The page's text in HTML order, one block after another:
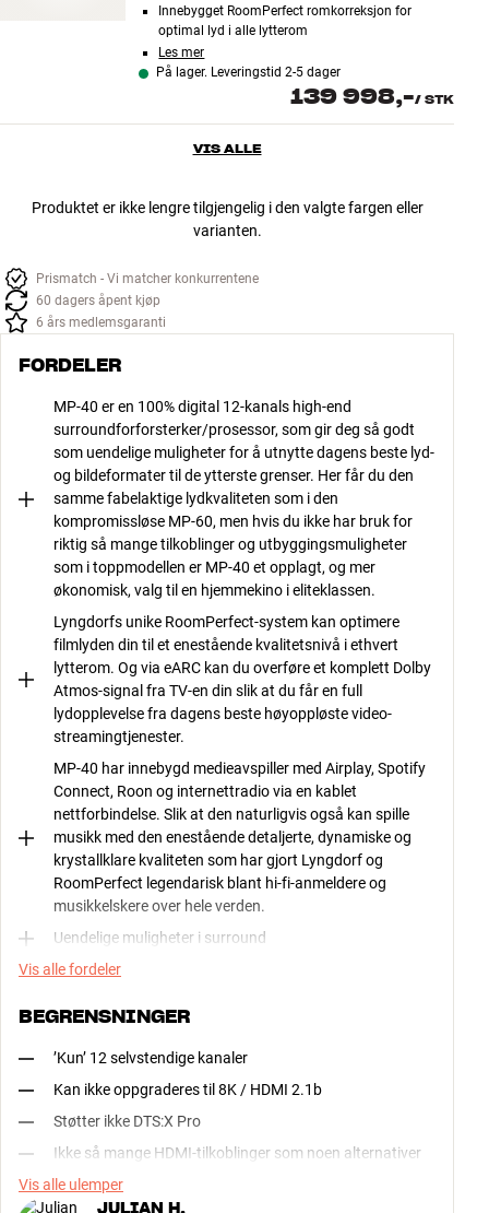
Innebygget RoomPerfect romkorreksjon for
optimal lyd i alle lytterom
Les mer
På lager. Leveringstid 2-5 dager
139 998,-/ STK
VIS ALLE
Produktet er ikke lengre tilgjengelig i den valgte fargen eller
varianten.
Prismatch - Vi matcher konkurrentene
60 dagers åpent kjøp
6 års medlemsgaranti
FORDELER
MP-40 er en 100% digital 12-kanals high-end
surroundforforsterker/prosessor, som gir deg så godt
som uendelige muligheter for å utnytte dagens beste lyd-
og bildeformater til de ytterste grenser. Her får du den
samme fabelaktige lydkvaliteten som i den
kompromissløse MP-60, men hvis du ikke har bruk for
riktig så mange tilkoblinger og utbyggingsmuligheter
som i toppmodellen er MP-40 et opplagt, og mer
økonomisk, valg til en hjemmekino i eliteklassen.
Lyngdorfs unike RoomPerfect-system kan optimere
filmlyden din til et enestående kvalitetsnivå i ethvert
lytterom. Og via eARC kan du overføre et komplett Dolby
Atmos-signal fra TV-en din slik at du får en full
lydopplevelse fra dagens beste høyoppløste video-
streamingtjenester.
MP-40 har innebygd medieavspiller med Airplay, Spotify
Connect, Roon og internettradio via en kablet
nettforbindelse. Slik at den naturligvis også kan spille
musikk med den enestående detaljerte, dynamiske og
krystallklare kvaliteten som har gjort Lyngdorf og
RoomPerfect legendarisk blant hi-fi-anmeldere og
musikkelskere over hele verden.
Uendelige muligheter i surround
Vis alle fordeler
BEGRENSNINGER
’Kun’ 12 selvstendige kanaler
Kan ikke oppgraderes til 8K / HDMI 2.1b
Støtter ikke DTS:X Pro
Ikke så mange HDMI-tilkoblinger som noen alternativer
Vis alle ulemper
JULIAN H.